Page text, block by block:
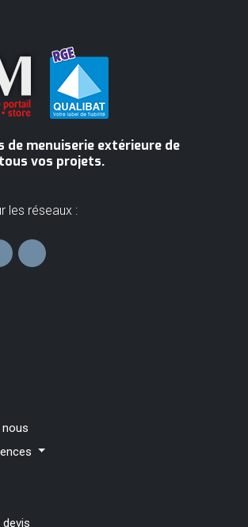
de menuiserie extérieure de
vos projets.
les réseaux :
devis